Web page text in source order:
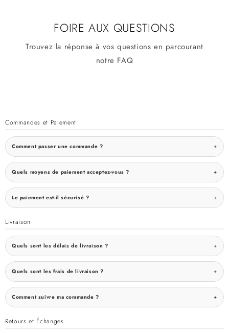
FOIRE AUX QUESTIONS
Trouvez la réponse à vos questions en parcourant
notre FAQ
Commandes et Paiement
Comment passer une commande ?
Quels moyens de paiement acceptez-vous ?
Le paiement est-il sécurisé ?
Livraison
Quels sont les délais de livraison ?
Quels sont les frais de livraison ?
Comment suivre ma commande ?
Retours et Échanges